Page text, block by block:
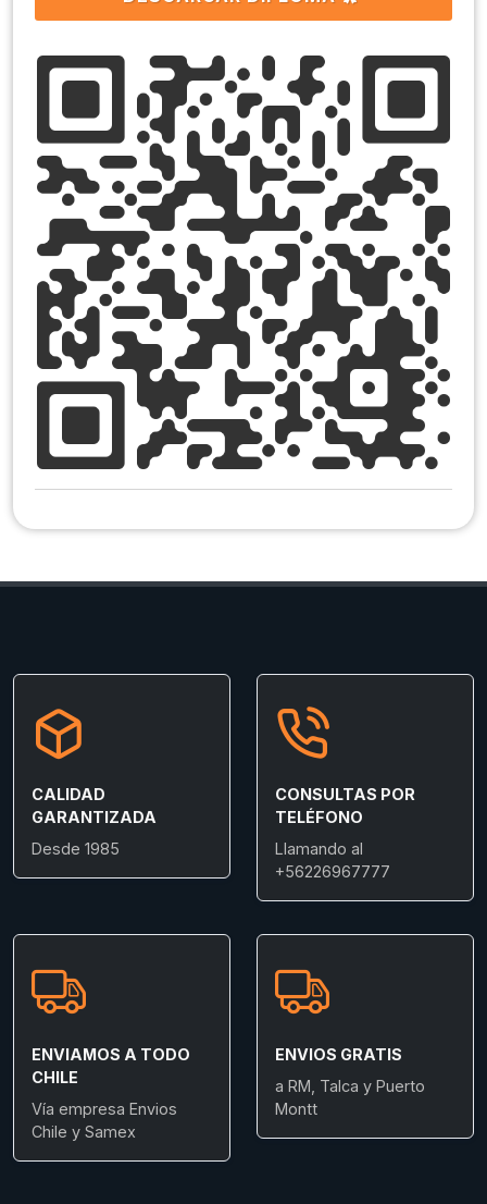
CALIDAD
GARANTIZADA
Desde 1985
CONSULTAS POR
TELÉFONO
Llamando al
+56226967777
ENVIAMOS A TODO
CHILE
Vía empresa Envios
Chile y Samex
ENVIOS GRATIS
a RM, Talca y Puerto
Montt